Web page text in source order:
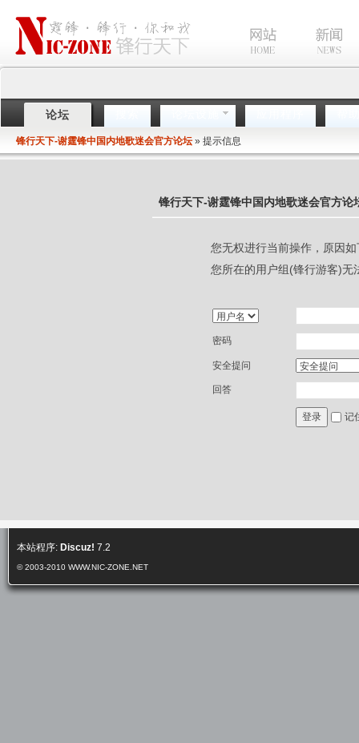
论坛
锋行天下-谢霆锋中国内地歌迷会官方论坛» 提示信息
锋行天下-谢霆锋中国内地歌迷会官方论
您无权进行当前操作，原因如
您所在的用户组(锋行游客)无
密码
安全提问
回答
登录 记
本站程序: Discuz! 7.2
© 2003-2010 WWW.NIC-ZONE.NET